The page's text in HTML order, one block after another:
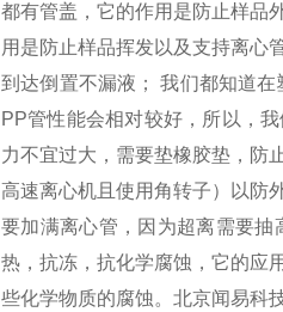
都有管盖，它的作用是防止样品
用是防止样品挥发以及支持离心
到达倒置不漏液； 我们都知道
PP管性能会相对较好，所以，
力不宜过大，需要垫橡胶垫，防
高速离心机且使用角转子）以防
要加满离心管，因为超离需要
热，抗冻，抗化学腐蚀，它的应
些化学物质的腐蚀。北京闻易科